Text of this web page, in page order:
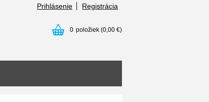
Prihlásenie Registrácia
0 položiek (0,00 €)